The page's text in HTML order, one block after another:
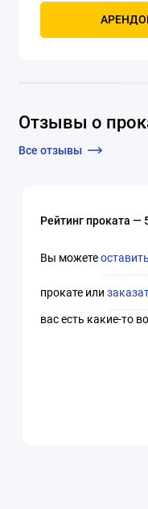
выброс травы, сбор в
Отзывы о
Все отзывы
Рейтинг проката —
Вы можете
прокате или
вас есть какие-то